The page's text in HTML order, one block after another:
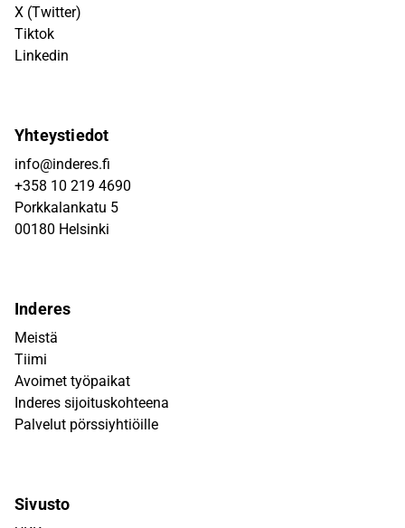
X (Twitter)
Tiktok
Linkedin
Yhteystiedot
info@inderes.fi
+358 10 219 4690
Porkkalankatu 5
00180 Helsinki
Inderes
Meistä
Tiimi
Avoimet työpaikat
Inderes sijoituskohteena
Palvelut pörssiyhtiöille
Sivusto